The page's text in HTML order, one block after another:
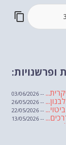
ופרשנויות:
-- 03/06/2026
-- 26/05/2026
-- 22/05/2026
-- 13/05/2026